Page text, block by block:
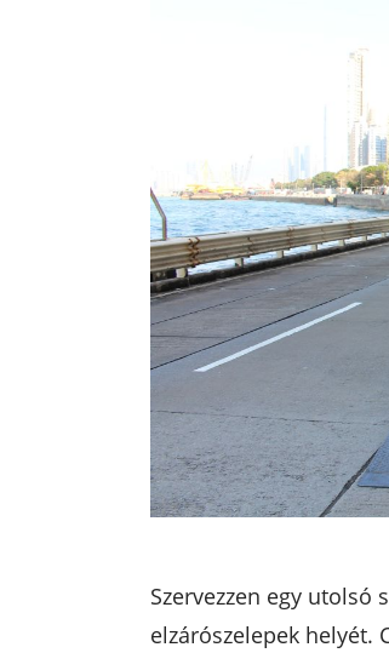
Szervezzen egy utolsó
elzárószelepek helyét.